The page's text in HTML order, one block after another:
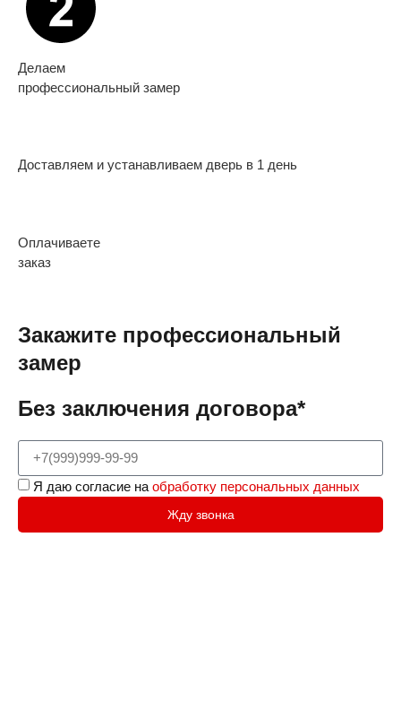
Делаем
профессиональный замер
Доставляем и устанавливаем дверь в 1 день
Оплачиваете
заказ
Закажите профессиональный
замер
Без заключения договора*
Я даю согласие на обработку персональных данных
Жду звонка